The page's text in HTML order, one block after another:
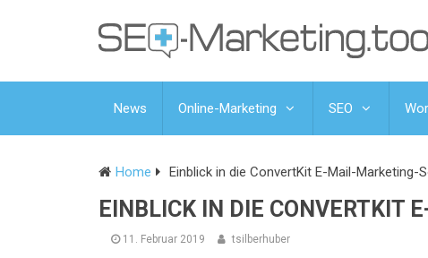
News Online-Marketing SEO
Home Einblick in die ConvertKit E-Mail-Marketing-
EINBLICK IN DIE CONVERTKIT
11. Februar 2019 tsilberhuber